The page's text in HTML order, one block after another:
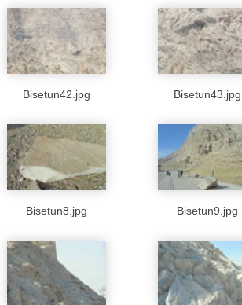
Bisetun42.jpg Bisetun43.jpg
Bisetun8.jpg Bisetun9.jpg